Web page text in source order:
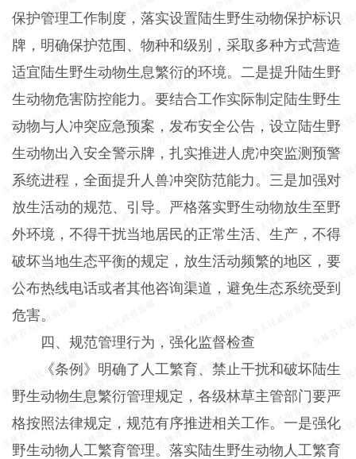
保护管理工作制度，落实设置陆生野生动物保护标识
牌，明确保护范围、物种和级别，采取多种方式营造
适宜陆生野生动物生息繁衍的环境。二是提升陆生野
生动物危害防控能力。要结合工作实际制定陆生野生
动物与人冲突应急预案，发布安全公告，设立陆生野
生动物出入安全警示牌，扎实推进人虎冲突监测预警
系统进程，全面提升人兽冲突防范能力。三是加强对
放生活动的规范、引导。严格落实野生动物放生至野
外环境，不得干扰当地居民的正常生活、生产，不得
破坏当地生态平衡的规定，放生活动频繁的地区，要
公布热线电话或者其他咨询渠道，避免生态系统受到
危害。
四、规范管理行为，强化监督检查
《条例》明确了人工繁育、禁止干扰和破坏陆生
野生动物生息繁衍管理规定，各级林草主管部门要严
格按照法律规定，规范有序推进相关工作。一是强化
野生动物人工繁育管理。落实陆生野生动物人工繁育